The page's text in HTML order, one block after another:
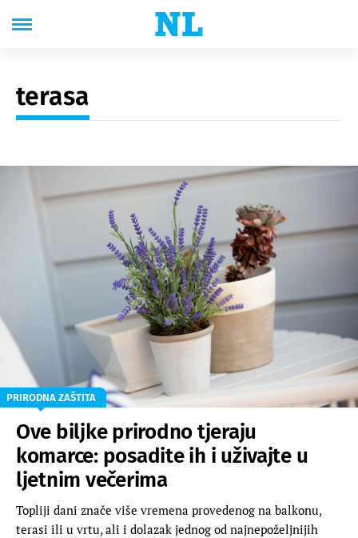
terasa
PRIRODNA ZAŠTITA
Ove biljke prirodno tjeraju
komarce: posadite ih i uživajte u
ljetnim večerima
Topliji dani znače više vremena provedenog na balkonu,
terasi ili u vrtu, ali i dolazak jednog od najnepoželjnijih